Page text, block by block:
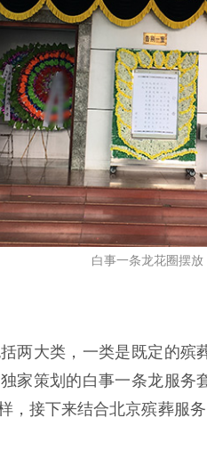
白事一条龙花圈摆放
两大类，一类是既定的殡
家策划的白事一条龙服务
，接下来结合北京殡葬服